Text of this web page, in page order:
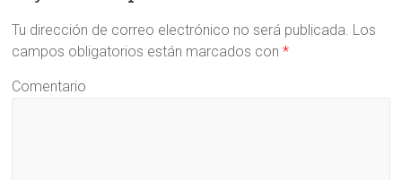
Tu dirección de correo electrónico no será publicada. Los
campos obligatorios están marcados con*
Comentario